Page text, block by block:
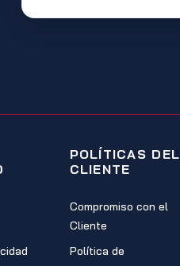
POLÍTICAS DEL
CLIENTE
Compromiso con el
Cliente
Política de